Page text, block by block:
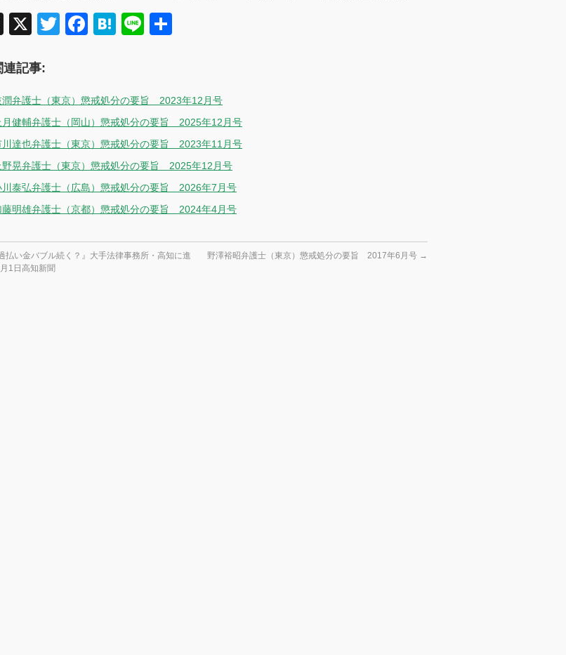
Threads
X TwitterFacebook
Hatena
Line
連記事:
潤弁護士（東京）懲戒処分の要旨 2023年12月号
月健輔弁護士（岡山）懲戒処分の要旨 2025年12月号
川達也弁護士（東京）懲戒処分の要旨 2023年11月号
野晃弁護士（東京）懲戒処分の要旨 2025年12月号
川泰弘弁護士（広島）懲戒処分の要旨 2026年7月号
藤明雄弁護士（京都）懲戒処分の要旨 2024年4月号
払い金バブル続く？』大手法律事務所・高知に進
1日高知新聞
野澤裕昭弁護士（東京）懲戒処分の要旨 2017年6月号 →